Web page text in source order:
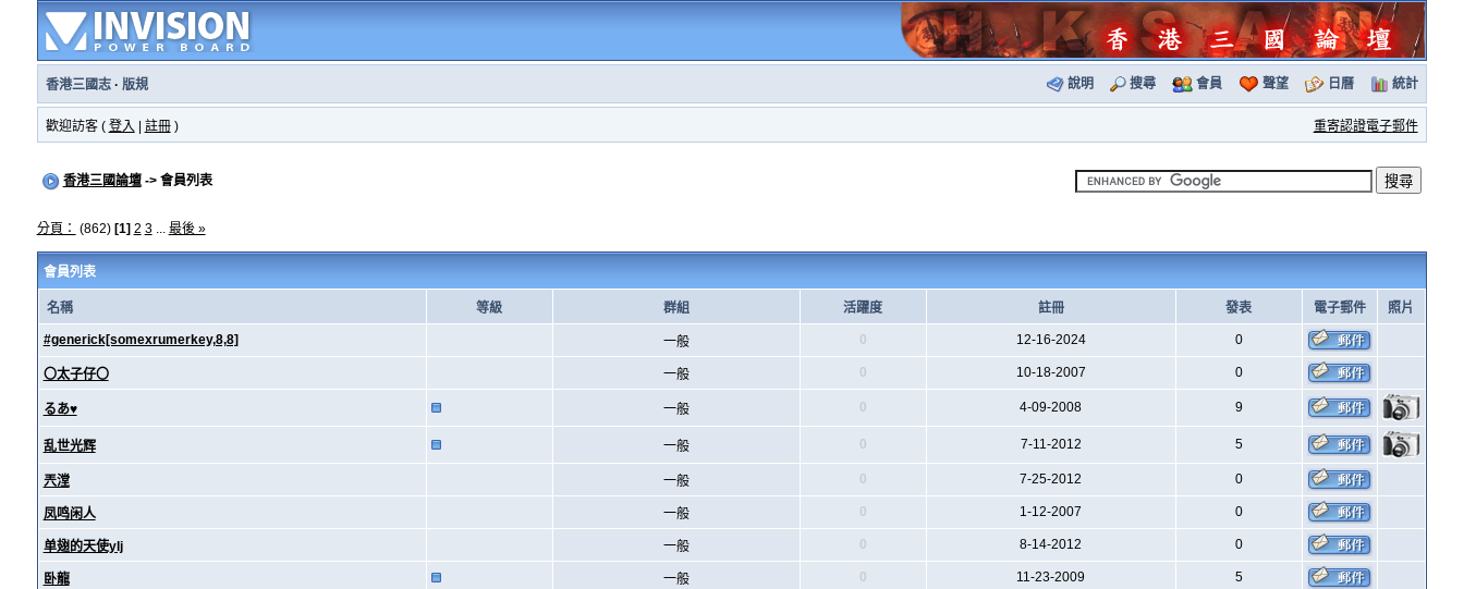
香港三國志· 版規 說明 搜尋 會員 聲望 日曆 統計
歡迎訪客 ( 登入 註冊) 重寄認證電子郵件
香港三國論壇-> 會員列表
分頁： (862) [1] 2 3... 最後 »
會員列表
名稱 等級 群組 活躍度 註冊 發表 電子郵件 照片
#generick[somexrumerkey,8,8] 一般 0 12-16-2024 0
〇太子仔〇 一般 0 10-18-2007 0
るあ♥ 一般 0 4-09-2008 9
乱世光辉 一般 0 7-11-2012 5
兲漟 一般 0 7-25-2012 0
凤鸣闲人 一般 0 1-12-2007 0
单翅的天使ylj 一般 0 8-14-2012 0
卧龍 一般 0 11-23-2009 5